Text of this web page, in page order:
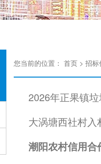
您当前的位置： 首页 > 招标
2026年正果镇
大涡塘西社村
潮阳农村信用